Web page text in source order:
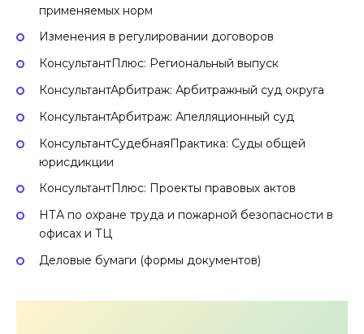
применяемых норм
Изменения в регулировании договоров
КонсультантПлюс: Региональный выпуск
КонсультантАрбитраж: Арбитражный суд округа
КонсультантАрбитраж: Апелляционный суд
КонсультантСудебнаяПрактика: Суды общей
юрисдикции
КонсультантПлюс: Проекты правовых актов
НТА по охране труда и пожарной безопасности в
офисах и ТЦ
Деловые бумаги (формы документов)